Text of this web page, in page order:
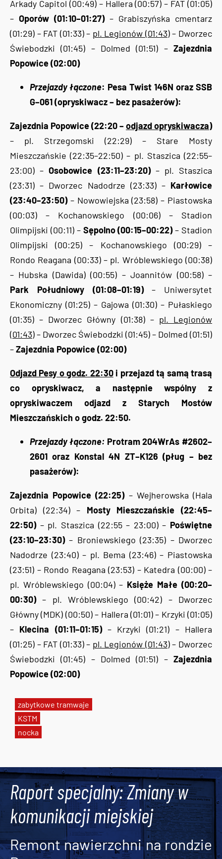
zabytkowe tramwaje
KSTM
nocka
Arkady Capitol (00:49) – Hallera (00:57) – FAT (01:05)
– Oporów (01:10–01:27)– Grabiszyńska cmentarz
(01:29) – FAT (01:33) – pl. Legionów (01:43)– Dworzec
Świebodzki (01:45) – Dolmed (01:51) – Zajezdnia
Popowice (02:00)
Przejazdy łączone: Pesa Twist 146N oraz SSB
G–061 (opryskiwacz – bez pasażerów):
Zajezdnia Popowice (22:20 – odjazd opryskiwacza)
– pl. Strzegomski (22:29) – Stare Mosty
Mieszczańskie (22:35–22:50) – pl. Staszica (22:55–
23:00) –Osobowice (23:11–23:20)– pl. Staszica
(23:31) – Dworzec Nadodrze (23:33) – Karłowice
(23:40–23:50)– Nowowiejska (23:58) – Piastowska
(00:03) – Kochanowskiego (00:06) – Stadion
Olimpijski (00:11) – Sępolno (00:15–00:22)– Stadion
Olimpijski (00:25) – Kochanowskiego (00:29) –
Rondo Reagana (00:33) – pl. Wróblewskiego (00:38)
– Hubska (Dawida) (00:55) – Joannitów (00:58) –
Park Południowy (01:08–01:19)– Uniwersytet
Ekonomiczny (01:25) – Gajowa (01:30) – Pułaskiego
(01:35) – Dworzec Główny (01:38) – pl. Legionów
(01:43)– Dworzec Świebodzki (01:45) – Dolmed (01:51)
–Zajezdnia Popowice (02:00)
Odjazd Pesy o godz. 22:30i przejazd tą samą trasą
co opryskiwacz, a następnie wspólny z
opryskiwaczem odjazd z Starych Mostów
Mieszczańskich o godz. 22:50.
Przejazdy łączone: Protram 204WrAs #2602–
2601 oraz Konstal 4N ZT–K126 (pług – bez
pasażerów):
Zajezdnia Popowice (22:25)– Wejherowska (Hala
Orbita) (22:34) – Mosty Mieszczańskie (22:45–
22:50)– pl. Staszica (22:55 – 23:00) – Poświętne
(23:10–23:30)– Broniewskiego (23:35) – Dworzec
Nadodrze (23:40) – pl. Bema (23:46) – Piastowska
(23:51) – Rondo Reagana (23:53) – Katedra (00:00) –
pl. Wróblewskiego (00:04) – Księże Małe (00:20–
00:30)– pl. Wróblewskiego (00:42) – Dworzec
Główny (MDK) (00:50) – Hallera (01:01) – Krzyki (01:05)
– Klecina (01:11–01:15)– Krzyki (01:21) – Hallera
(01:25) – FAT (01:33) – pl. Legionów (01:43)– Dworzec
Świebodzki (01:45) – Dolmed (01:51) – Zajezdnia
Popowice (02:00)
Raport specjalny: Zmiany w
komunikacji miejskiej
Remont nawierzchni na rondzie